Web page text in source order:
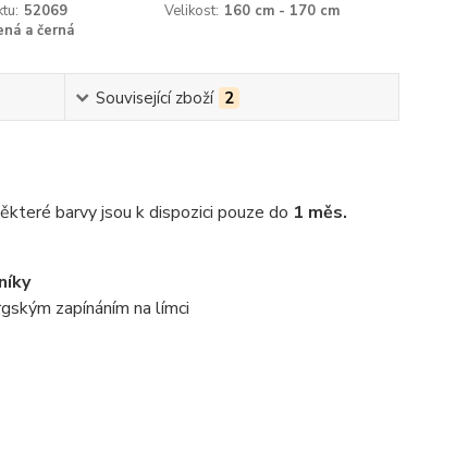
52069 Velikost: 160 cm - 170 cm
a černá
Související zboží 2
barvy jsou k dispozici pouze do 1 měs.
zapínáním na límci